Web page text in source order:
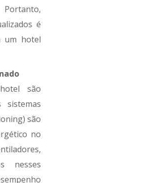
é
um hotel
são
sistemas
são
no
nesses